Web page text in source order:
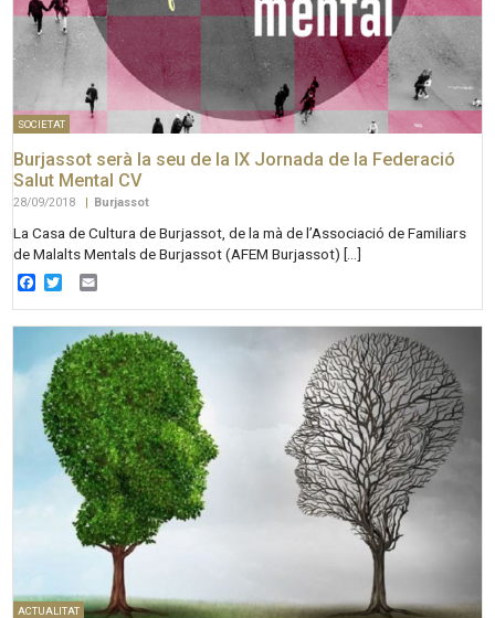
SOCIETAT
Burjassot serà la seu de la IX Jornada de la Federació
Salut Mental CV
28/09/2018 | Burjassot
La Casa de Cultura de Burjassot, de la mà de l’Associació de Familiars
de Malalts Mentals de Burjassot (AFEM Burjassot) […]
Facebook
Twitter
ACTUALITAT